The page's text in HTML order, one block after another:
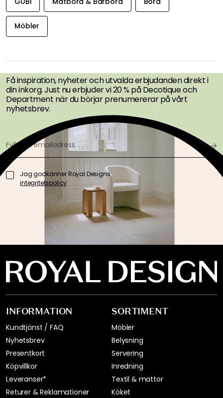
Möbler
FÅ INSPIRATION &
ERBJUDANDEN FÖRST
Få inspiration, nyheter och utvalda erbjudanden direkt i
din inkorg. Just nu erbjuder vi 20 % på Decotique och
Department när du börjar prenumererar på vårt
nyhetsbrev.
Jag godkänner Royal Designs
integritetspolicy
INFORMATION
Kundtjänst / FAQ
Nyhetsbrev
Presentkort
Köpvillkor
Leveranser*
Returer & Reklamationer
SORTIMENT
Möbler
Belysning
Servering
Inredning
Textil & mattor
Köket